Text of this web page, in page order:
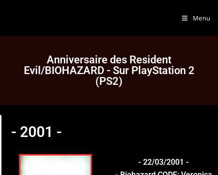
Menu
Anniversaire des Resident
Evil/BIOHAZARD - Sur PlayStation 2
(PS2)
- 2001 -
- 22/03/2001 -